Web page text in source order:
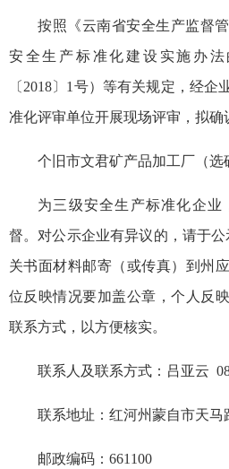
按照《云南省安全生产监督
安全生产标准化建设实施办
〔2018〕1号）等有关规定，经
准化评审单位开展现场评审，拟确
个旧市文君矿产品加工厂（选
为三级安全生产标准化企业
督。对公示企业有异议的，请于
关书面材料邮寄（或传真）到州
位反映情况要加盖公章，个人反
联系方式，以方便核实。
联系人及联系方式：吕亚云
联系地址：红河州蒙自市天马
邮政编码：661100